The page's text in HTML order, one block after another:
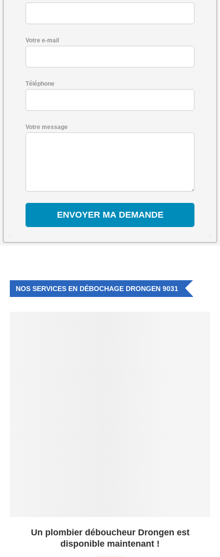
Votre e-mail
Téléphone
Votre message
NOS SERVICES EN DÉBOCHAGE DRONGEN 9031
Un plombier déboucheur Drongen est
disponible maintenant !